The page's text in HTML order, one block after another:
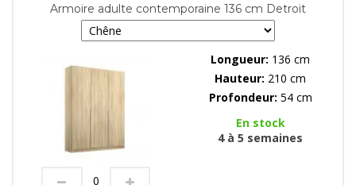
Armoire adulte contemporaine 136 cm Detroit
Longueur: 136 cm
Hauteur: 210 cm
Profondeur: 54 cm
En stock
4 à 5 semaines